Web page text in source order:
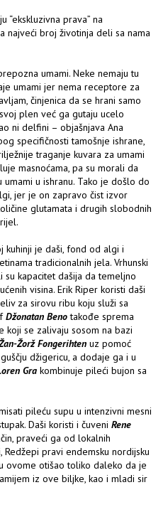
“ekskluzivna prava” na
najveći broj životinja deli sa nama
umami. Neke nemaju tu
umami jer nema receptore za
činjenica da se hrani samo
plen već ga gutaju ucelo
ni delfini – objašnjava Ana
specifičnosti tamošnje ishrane,
traganje kuvara za umami
masnoćama, pa su morali da
u ishranu. Tako je došlo do
jer je on zapravo čist izvor
glutamata i drugih slobodnih
kuhinji je daši, fond od algi i
tradicionalnih jela. Vrhunski
kapacitet dašija da temeljno
visina. Erik Riper koristi daši
za sirovu ribu koju služi sa
Džonatan Benotakođe sprema
koji se zalivaju sosom na bazi
Žorž Fongerihten uz pomoć
džigericu, a dodaje ga i u
Gra kombinuje pileći bujon sa
pileću supu u intenzivni mesni
Daši koristi i čuveniRene
praveći ga od lokalnih
Redžepi pravi endemsku nordijsku
ovome otišao toliko daleko da je
iz ove biljke, kao i mladi sir